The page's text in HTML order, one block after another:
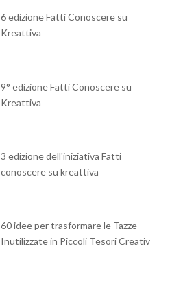
6 edizione Fatti Conoscere su
Kreattiva
9° edizione Fatti Conoscere su
Kreattiva
3 edizione dell'iniziativa Fatti
conoscere su kreattiva
60 idee per trasformare le Tazze
Inutilizzate in Piccoli Tesori Creativi